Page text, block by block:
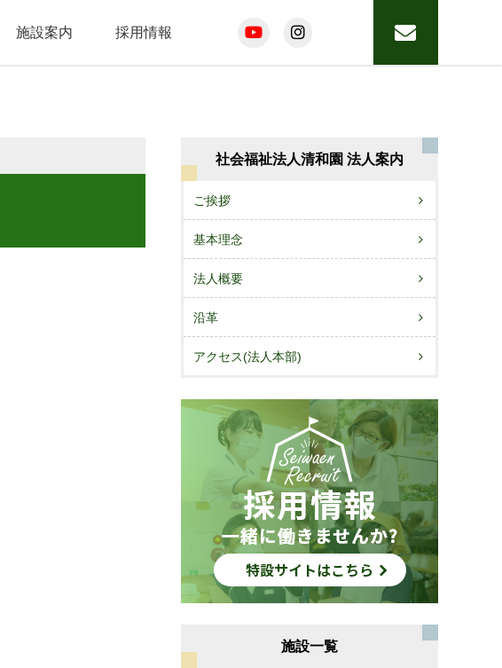
施設案内 採用情報
社会福祉法人清和園 法人案内
ご挨拶
基本理念
法人概要
沿革
アクセス(法人本部)
施設一覧